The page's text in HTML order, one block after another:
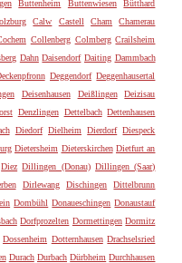
Buttenheim Buttenwiesen
Bütthard
Calw Castell Cham
Chamerau
Collenberg Colmberg Crailsheim
Dahn Daisendorf Daiting Dammbach
Deggendorf Deggenhausertal
Deisenhausen Deißlingen
Deizisau
Denzlingen Dettelbach Dettenhausen
Diedorf Dielheim Dierdorf Diespeck
Dietersheim Dieterskirchen Dietfurt an
Diez Dillingen (Donau) Dillingen (Saar)
Dirlewang Dischingen
Dittelbrunn
Dombühl Donaueschingen Donaustauf
Dorfprozelten Dormettingen Dormitz
Dossenheim Dotternhausen Drachselsried
Durach Durbach Dürbheim Durchhausen